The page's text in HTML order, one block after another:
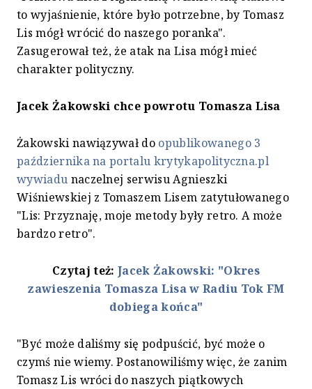
to wyjaśnienie, które było potrzebne, by Tomasz
Lis mógł wrócić do naszego poranka".
Zasugerował też, że atak na Lisa mógł mieć
charakter polityczny.
Jacek Żakowski chce powrotu Tomasza Lisa
Żakowski nawiązywał do opublikowanego 3
października na portalu krytykapolityczna.pl
wywiadu naczelnej serwisu Agnieszki
Wiśniewskiej z Tomaszem Lisem zatytułowanego
"Lis: Przyznaję, moje metody były retro. A może
bardzo retro".
Czytaj też: Jacek Żakowski: "Okres
zawieszenia Tomasza Lisa w Radiu Tok FM
dobiega końca"
"Być może daliśmy się podpuścić, być może o
czymś nie wiemy. Postanowiliśmy więc, że zanim
Tomasz Lis wróci do naszych piątkowych